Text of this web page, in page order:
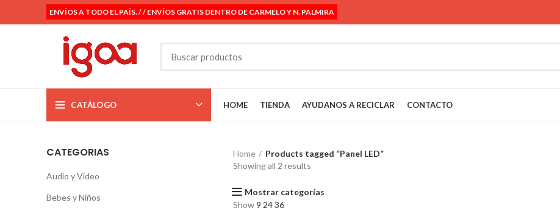
ENVÍOS A TODO EL PAÍS. / / ENVÍOS GRATIS DENTRO DE CARMELO Y N. PALMIRA
CATÁLOGO HOME TIENDA AYUDANOS A RECICLAR CONTACTO
CATEGORIAS
Audio y Video
Bebes y Niños
Home
Products tagged “Panel LED”
Showing all 2 results
Mostrar categorías
Show9 2436